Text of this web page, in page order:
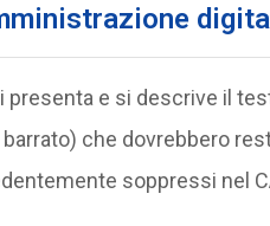
presenta e si descrive il
che dovrebbero
soppressi nel